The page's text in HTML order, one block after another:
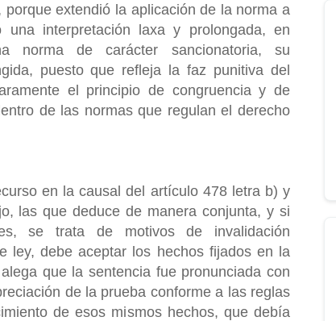
extendió la aplicación de la norma a
interpretación laxa y prolongada, en
norma de carácter sancionatoria, su
puesto que refleja la faz punitiva del
el principio de congruencia y de
de las normas que regulan el derecho
en la causal del artículo 478 letra b) y
las que deduce de manera conjunta, y si
se trata de motivos de invalidación
ley, debe aceptar los hechos fijados en la
que la sentencia fue pronunciada con
de la prueba conforme a las reglas
de esos mismos hechos, que debía